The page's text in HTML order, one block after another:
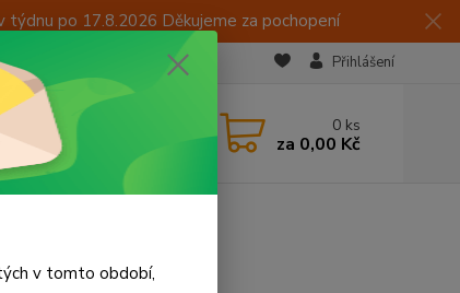
po 17.8.2026 Děkujeme za pochopení
Přihlášení
283 713 0 ks
za 0,00 Kč
v tomto období,